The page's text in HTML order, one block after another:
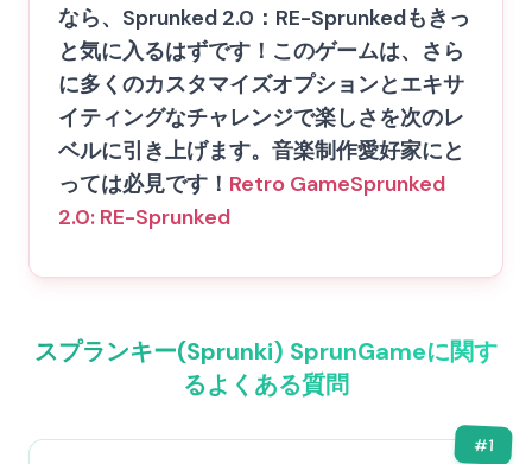
なら、Sprunked 2.0：RE-Sprunkedもきっ
と気に入るはずです！このゲームは、さら
に多くのカスタマイズオプションとエキサ
イティングなチャレンジで楽しさを次のレ
ベルに引き上げます。音楽制作愛好家にと
っては必見です！ Retro GameSprunked
2.0: RE-Sprunked
スプランキー(Sprunki) SprunGameに関す
るよくある質問
#1